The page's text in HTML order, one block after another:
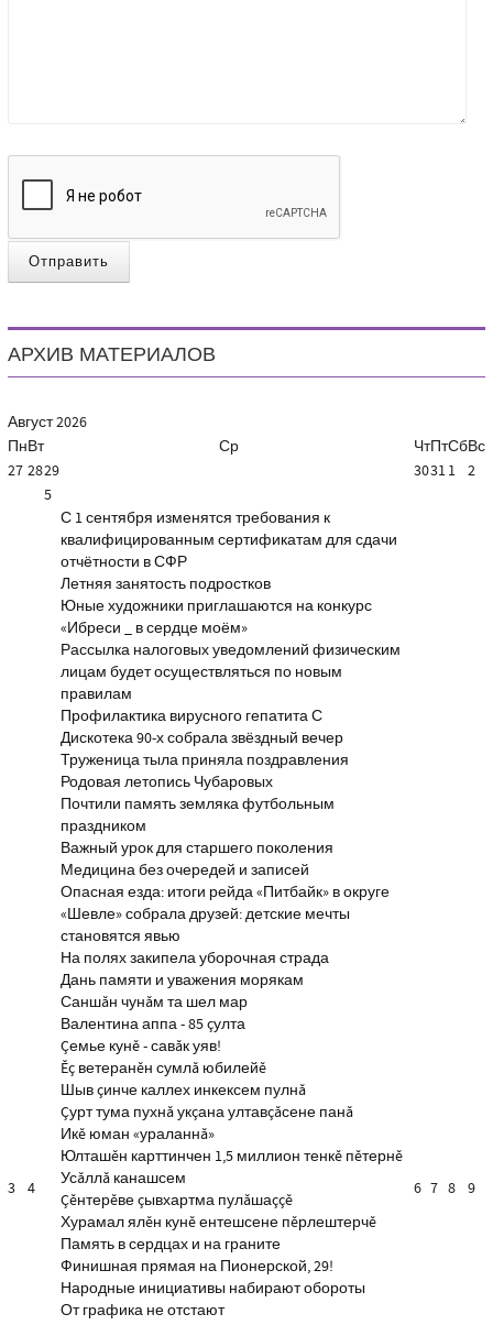
Отправить
АРХИВ МАТЕРИАЛОВ
Август2026
ПнВт Ср ЧтПтСбВс
27 2829 30311 2
3 4
5
С 1 сентября изменятся требования к
квалифицированным сертификатам для сдачи
отчётности в СФР
Летняя занятость подростков
Юные художники приглашаются на конкурс
«Ибреси _ в сердце моём»
Рассылка налоговых уведомлений физическим
лицам будет осуществляться по новым
правилам
Профилактика вирусного гепатита С
Дискотека 90-х собрала звёздный вечер
Труженица тыла приняла поздравления
Родовая летопись Чубаровых
Почтили память земляка футбольным
праздником
Важный урок для старшего поколения
Медицина без очередей и записей
Опасная езда: итоги рейда «Питбайк» в округе
«Шевле» собрала друзей: детские мечты
становятся явью
На полях закипела уборочная страда
Дань памяти и уважения морякам
Саншăн чунăм та шел мар
Валентина аппа - 85 çулта
Çемье кунĕ - савăк уяв!
Ĕç ветеранĕн сумлă юбилейĕ
Шыв çинче каллех инкексем пулнă
Çурт тума пухнă укçана ултавçăсене панă
Икĕ юман «ураланнă»
Юлташĕн карттинчен 1,5 миллион тенкĕ пĕтернĕ
Усăллă канашсем
Çĕнтерĕве çывхартма пулăшаççĕ
Хурамал ялĕн кунĕ ентешсене пĕрлештерчĕ
Память в сердцах и на граните
Финишная прямая на Пионерской, 29!
Народные инициативы набирают обороты
От графика не отстают
6 7 8 9